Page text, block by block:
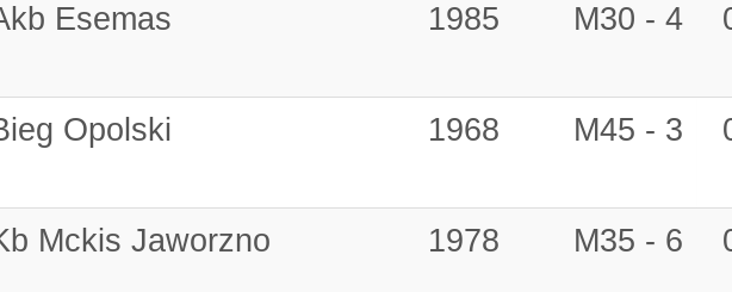
Esemas 1985 M30 - 4
Opolski 1968 M45 - 3
Mckis Jaworzno 1978 M35 - 6